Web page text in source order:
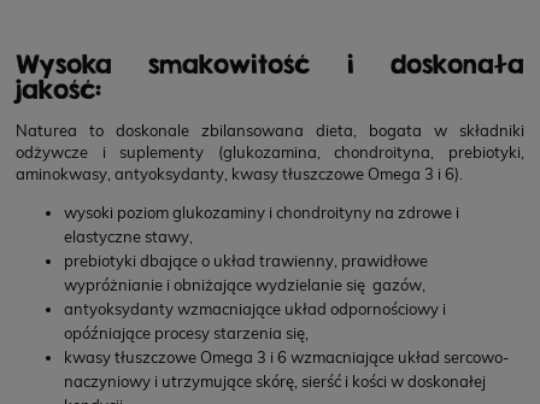
Wysoka smakowitość i doskonała
jakość:
Naturea to doskonale zbilansowana dieta, bogata w składniki
odżywcze i suplementy (glukozamina, chondroityna, prebiotyki,
aminokwasy, antyoksydanty, kwasy tłuszczowe Omega 3 i 6).
wysoki poziom glukozaminy i chondroityny na zdrowe i
elastyczne stawy,
prebiotyki dbające o układ trawienny, prawidłowe
wypróżnianie i obniżające wydzielanie się gazów,
antyoksydanty wzmacniające układ odpornościowy i
opóźniające procesy starzenia się,
kwasy tłuszczowe Omega 3 i 6 wzmacniające układ sercowo-
naczyniowy i utrzymujące skórę, sierść i kości w doskonałej